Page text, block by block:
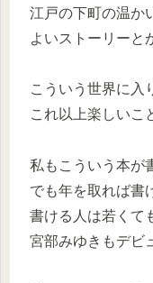
江戸の下町の温か
よいストーリーと
こういう世界に入
これ以上楽しいこ
私もこういう本が
でも年を取れば書
書ける人は若くて
宮部みゆきもデビ